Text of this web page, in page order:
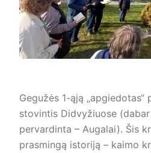
Gegužės 1-ąją „apgiedotas“
stovintis Didvyžiuose
pervardinta – Augalai). Šis
prasmingą istoriją – kaimo